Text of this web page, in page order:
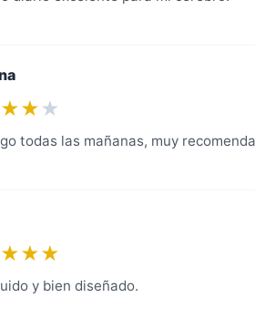
★
todas las mañanas, muy
y bien diseñado.